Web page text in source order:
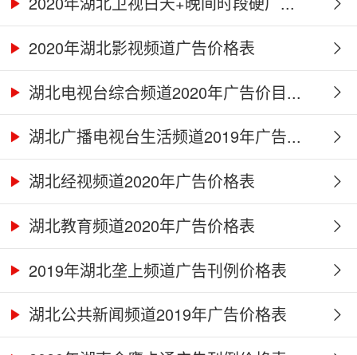
2020年湖北影视频道广告价格表
湖北电视台综合频道2020年广告价目...
湖北广播电视台生活频道2019年广告...
湖北经视频道2020年广告价格表
湖北教育频道2020年广告价格表
2019年湖北垄上频道广告刊例价格表
湖北公共新闻频道2019年广告价格表